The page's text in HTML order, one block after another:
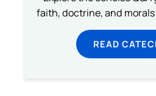
faith, doctrine, and morals
READ